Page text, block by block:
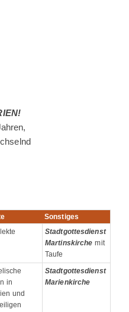
Sonstiges
Stadtgottesdienst
Martinskirche mit
Taufe
in
und
Stadtgottesdienst
Marienkirche